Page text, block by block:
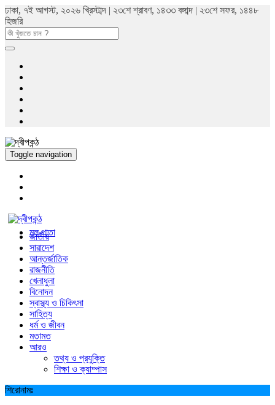
ঢাকা, ৭ই আগস্ট, ২০২৬ খ্রিস্টাব্দ | ২৩শে শ্রাবণ, ১৪৩৩ বঙ্গাব্দ | ২৩শে সফর, ১৪৪৮
হিজরি
Toggle navigation
মুল পাতা
জাতীয়
সারাদেশ
আন্তর্জাতিক
রাজনীতি
খেলাধুলা
বিনোদন
স্বাস্থ্য ও চিকিৎসা
সাহিত্য
ধর্ম ও জীবন
মতামত
আরও
তথ্য ও প্রযুক্তি
শিক্ষা ও ক্যাম্পাস
শিরোনামঃ